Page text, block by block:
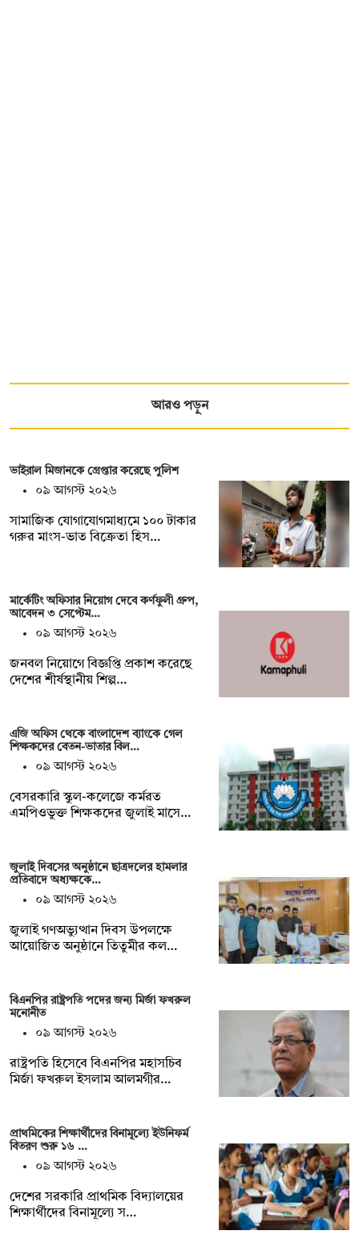
আরও পড়ুন
ভাইরাল মিজানকে গ্রেপ্তার করেছে পুলিশ
০৯ আগস্ট ২০২৬
সামাজিক যোগাযোগমাধ্যমে ১০০ টাকার
গরুর মাংস-ভাত বিক্রেতা হিস…
মার্কেটিং অফিসার নিয়োগ দেবে কর্ণফুলী গ্রুপ,
আবেদন ৩ সেপ্টেম…
০৯ আগস্ট ২০২৬
জনবল নিয়োগে বিজ্ঞপ্তি প্রকাশ করেছে
দেশের শীর্ষস্থানীয় শিল্প…
এজি অফিস থেকে বাংলাদেশ ব্যাংকে গেল
শিক্ষকদের বেতন-ভাতার বিল…
০৯ আগস্ট ২০২৬
বেসরকারি স্কুল-কলেজে কর্মরত
এমপিওভুক্ত শিক্ষকদের জুলাই মাসে…
জুলাই দিবসের অনুষ্ঠানে ছাত্রদলের হামলার
প্রতিবাদে অধ্যক্ষকে…
০৯ আগস্ট ২০২৬
জুলাই গণঅভ্যুত্থান দিবস উপলক্ষে
আয়োজিত অনুষ্ঠানে তিতুমীর কল…
বিএনপির রাষ্ট্রপতি পদের জন্য মির্জা ফখরুল
মনোনীত
০৯ আগস্ট ২০২৬
রাষ্ট্রপতি হিসেবে বিএনপির মহাসচিব
মির্জা ফখরুল ইসলাম আলমগীর…
প্রাথমিকের শিক্ষার্থীদের বিনামূল্যে ইউনিফর্ম
বিতরণ শুরু ১৬ …
০৯ আগস্ট ২০২৬
দেশের সরকারি প্রাথমিক বিদ্যালয়ের
শিক্ষার্থীদের বিনামূল্যে স…